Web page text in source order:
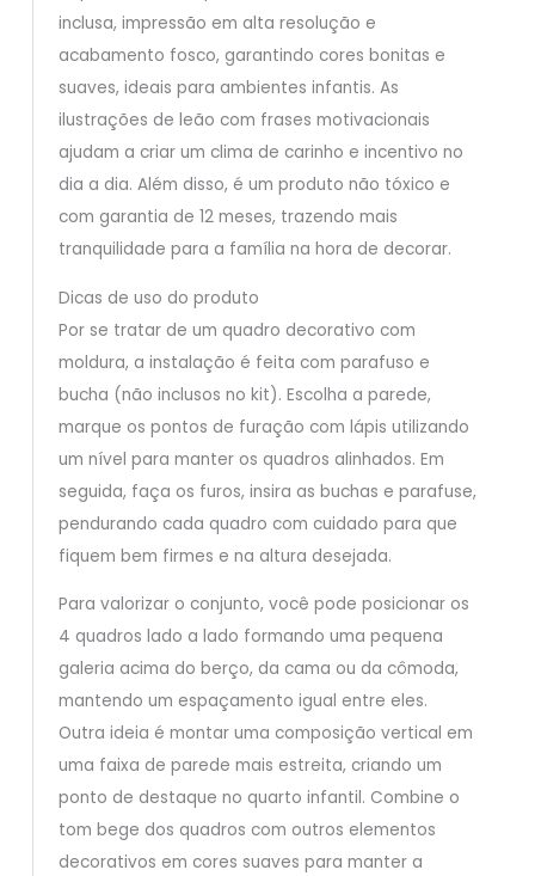
inclusa, impressão em alta resolução e
acabamento fosco, garantindo cores bonitas e
suaves, ideais para ambientes infantis. As
ilustrações de leão com frases motivacionais
ajudam a criar um clima de carinho e incentivo no
dia a dia. Além disso, é um produto não tóxico e
com garantia de 12 meses, trazendo mais
tranquilidade para a família na hora de decorar.
Dicas de uso do produto
Por se tratar de um quadro decorativo com
moldura, a instalação é feita com parafuso e
bucha (não inclusos no kit). Escolha a parede,
marque os pontos de furação com lápis utilizando
um nível para manter os quadros alinhados. Em
seguida, faça os furos, insira as buchas e parafuse,
pendurando cada quadro com cuidado para que
fiquem bem firmes e na altura desejada.
Para valorizar o conjunto, você pode posicionar os
4 quadros lado a lado formando uma pequena
galeria acima do berço, da cama ou da cômoda,
mantendo um espaçamento igual entre eles.
Outra ideia é montar uma composição vertical em
uma faixa de parede mais estreita, criando um
ponto de destaque no quarto infantil. Combine o
tom bege dos quadros com outros elementos
decorativos em cores suaves para manter a